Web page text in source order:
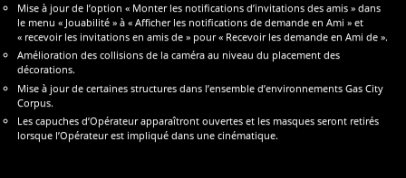
Mise à jour de l’option « Monter les notifications d’invitations des amis » dans
le menu « Jouabilité » à « Afficher les notifications de demande en Ami » et
« recevoir les invitations en amis de » pour « Recevoir les demande en Ami de ».
Amélioration des collisions de la caméra au niveau du placement des
décorations.
Mise à jour de certaines structures dans l’ensemble d’environnements Gas City
Corpus.
Les capuches d’Opérateur apparaîtront ouvertes et les masques seront retirés
lorsque l’Opérateur est impliqué dans une cinématique.